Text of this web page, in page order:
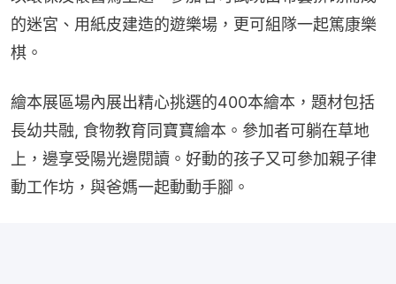
的迷宮、用紙皮建造的遊樂場，更可組隊一起篤康樂
棋。
繪本展區場內展出精心挑選的400本繪本，題材包括
長幼共融, 食物教育同寶寶繪本。參加者可躺在草地
上，邊享受陽光邊閱讀。好動的孩子又可參加親子律
動工作坊，與爸媽一起動動手腳。